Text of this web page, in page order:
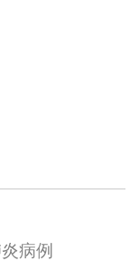
病例